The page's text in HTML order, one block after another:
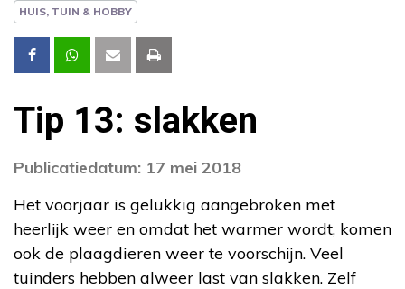
HUIS, TUIN & HOBBY
Tip 13: slakken
Publicatiedatum: 17 mei 2018
Het voorjaar is gelukkig aangebroken met
heerlijk weer en omdat het warmer wordt, komen
ook de plaagdieren weer te voorschijn. Veel
tuinders hebben alweer last van slakken. Zelf